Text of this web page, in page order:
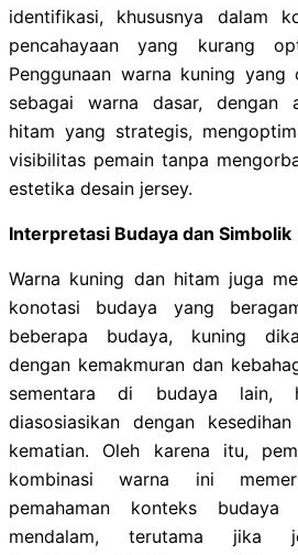
identifikasi, khususnya dalam
pencahayaan yang kurang
Penggunaan warna kuning yang
sebagai warna dasar, dengan
hitam yang strategis,
visibilitas pemain tanpa
estetika desain jersey.
Interpretasi Budaya dan Simbolik
Warna kuning dan hitam juga
konotasi budaya yang
beberapa budaya, kuning
dengan kemakmuran dan
sementara di budaya lain,
diasosiasikan dengan
kematian. Oleh karena itu,
kombinasi warna ini
pemahaman konteks budaya
mendalam, terutama jika